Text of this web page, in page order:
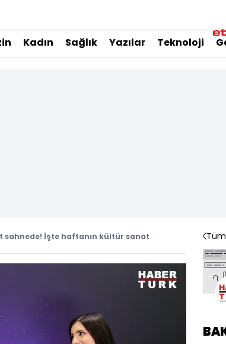
Kadın Sağlık Yazılar Teknoloji
sahnede! İşte haftanın kültür sanat